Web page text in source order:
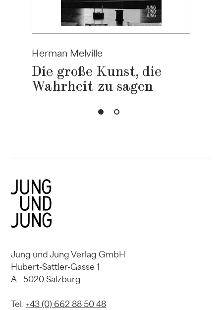
Herman Melville
Die große Kunst, die
Wahrheit zu sagen
Jung und Jung Verlag GmbH
Hubert-Sattler-Gasse 1
A - 5020 Salzburg
Tel. +43 (0) 662 88 50 48